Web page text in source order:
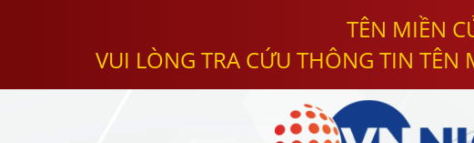
TÊN MIỀN
VUI LÒNG TRA CỨU THÔNG TIN TÊN